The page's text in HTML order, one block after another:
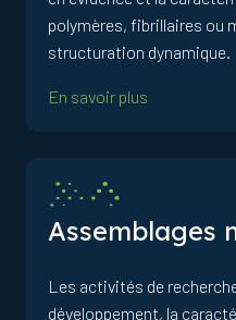
polymères, fibrillaires ou
structuration dynamique.
En savoir plus
Assemblages
Les activités de
développement, la